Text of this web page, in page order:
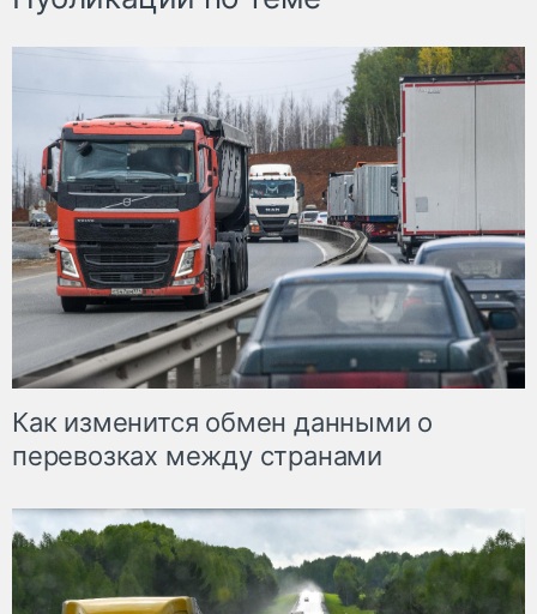
Как изменится обмен данными о
перевозках между странами